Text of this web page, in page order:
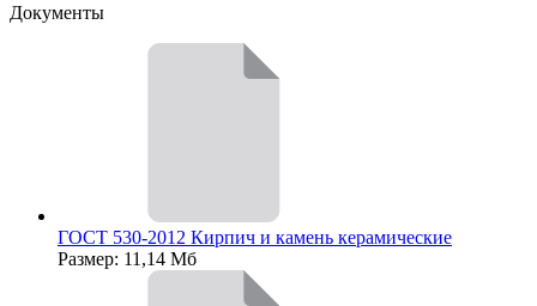
Документы
ГОСТ 530-2012 Кирпич и камень керамические
Размер: 11,14 Мб